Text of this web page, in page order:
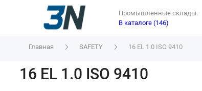
Промышленные склады.
В каталоге (146)
Главная SAFETY 16 EL 1.0 ISO 9410
16 EL 1.0 ISO 9410